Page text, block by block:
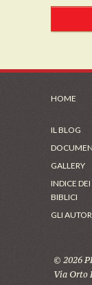
HOME
IL BLOG
GALLERY
INDICE
BIBLICI
GLI
© 2026
Via Orto